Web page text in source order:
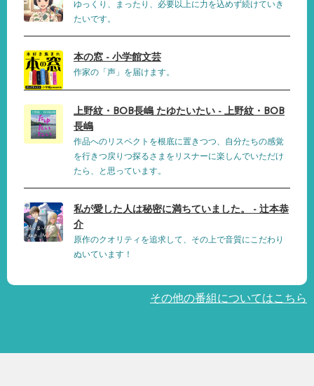
ゆっくり、まったり、必要以上に力を込めず続けていき
たいです。
本の窓 - 小学館文芸
作家の「声」を届けます。
上野紋・BOB長嶋 たゆたいたい - 上野紋・BOB
長嶋
作品へのリスペクトを根底に置きつつ、自分たちの感覚
を行きつ戻りつ探るさまをリスナーに楽しんでいただけ
たら、と思っています。
私が愛した人は秘密に満ちていました。 - 辻本恭
介
原作のクオリティを追求して、その上で音質にこだわり
ぬいています！
その他の番組についてはこちら